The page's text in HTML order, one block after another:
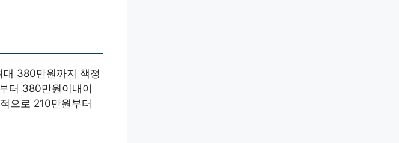
대 380만원까지 책정
터 380만원이내이
으로 210만원부터